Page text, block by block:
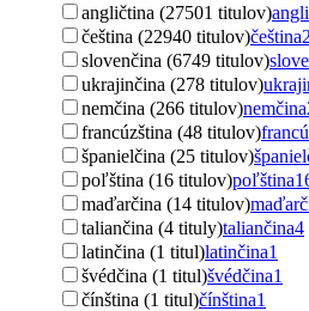
angličtina (27501 titulov)
čeština (22940 titulov)čeština
slovenčina (6749 titulov)
ukrajinčina (278 titulov)
nemčina (266 titulov)nemčina
francúzština (48 titulov)
španielčina (25 titulov)
poľština (16 titulov)poľština
maďarčina (14 titulov)
taliančina (4 tituly)taliančina4
latinčina (1 titul)latinčina1
švédčina (1 titul)švédčina1
čínština (1 titul)čínština1